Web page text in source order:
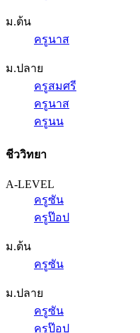
ม.ต้น
ครูนาส
ม.ปลาย
ครูสมศรี
ครูนาส
ครูนน
ชีววิทยา
A-LEVEL
ครูซัน
ครูป๊อป
ม.ต้น
ครูซัน
ม.ปลาย
ครูซัน
ครูป๊อป